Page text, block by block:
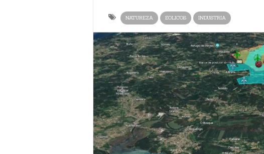
NATUREZA EOLICOS INDUSTRIA